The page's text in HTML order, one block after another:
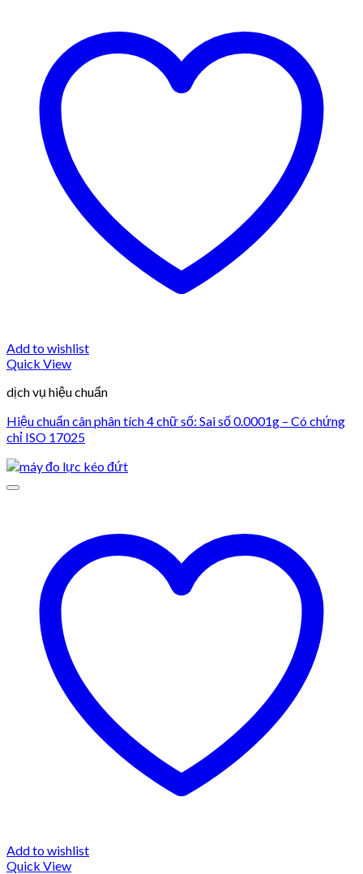
Add to wishlist
Quick View
dịch vụ hiệu chuẩn
Hiệu chuẩn cân phân tích 4 chữ số: Sai số 0.0001g – Có chứng
chỉ ISO 17025
Add to wishlist
Quick View